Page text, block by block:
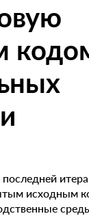
исходным